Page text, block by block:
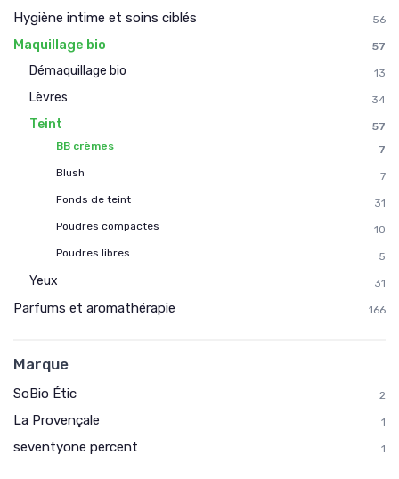
Hygiène intime et soins ciblés 56
Maquillage bio 57
Démaquillage bio 13
Lèvres 34
Teint
57
BB crèmes
7
Blush
7
Fonds de teint
31
Poudres compactes
10
Poudres libres
5
Yeux 31
Parfums et aromathérapie 166
Marque
SoBio Étic 2
La Provençale 1
seventyone percent 1